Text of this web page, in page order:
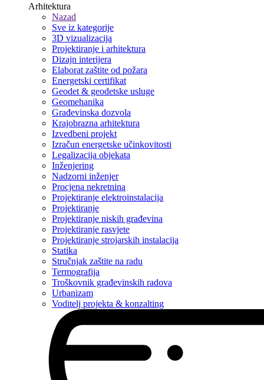
Arhitektura
Nazad
Sve iz kategorije
3D vizualizacija
Projektiranje i arhitektura
Dizajn interijera
Elaborat zaštite od požara
Energetski certifikat
Geodet & geodetske usluge
Geomehanika
Građevinska dozvola
Krajobrazna arhitektura
Izvedbeni projekt
Izračun energetske učinkovitosti
Legalizacija objekata
Inženjering
Nadzorni inženjer
Procjena nekretnina
Projektiranje elektroinstalacija
Projektiranje
Projektiranje niskih građevina
Projektiranje rasvjete
Projektiranje strojarskih instalacija
Statika
Stručnjak zaštite na radu
Termografija
Troškovnik građevinskih radova
Urbanizam
Voditelj projekta & konzalting